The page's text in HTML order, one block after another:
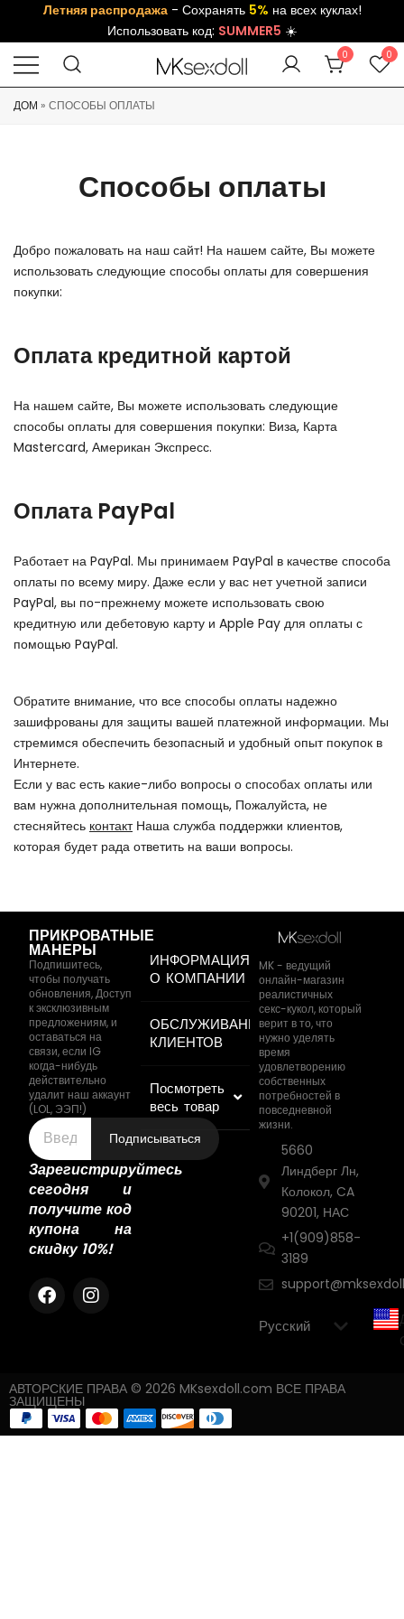
Летняя распродажа- Сохранять 5% на всех куклах!
Использовать код: SUMMER5 ☀️
0 0
ДОМ » СПОСОБЫ ОПЛАТЫ
Способы оплаты
Добро пожаловать на наш сайт! На нашем сайте, Вы можете
использовать следующие способы оплаты для совершения
покупки:
Оплата кредитной картой
На нашем сайте, Вы можете использовать следующие
способы оплаты для совершения покупки: Виза, Карта
Mastercard, Американ Экспресс.
Оплата PayPal
Работает на PayPal. Мы принимаем PayPal в качестве способа
оплаты по всему миру. Даже если у вас нет учетной записи
PayPal, вы по-прежнему можете использовать свою
кредитную или дебетовую карту и Apple Pay для оплаты с
помощью PayPal.
Обратите внимание, что все способы оплаты надежно
зашифрованы для защиты вашей платежной информации. Мы
стремимся обеспечить безопасный и удобный опыт покупок в
Интернете.
Если у вас есть какие-либо вопросы о способах оплаты или
вам нужна дополнительная помощь, Пожалуйста, не
стесняйтесь контактНаша служба поддержки клиентов,
которая будет рада ответить на ваши вопросы.
ПРИКРОВАТНЫЕ
МАНЕРЫ
Подпишитесь,
чтобы получать
обновления, Доступ
к эксклюзивным
предложениям, и
оставаться на
связи, если IG
когда-нибудь
действительно
удалит наш аккаунт
(LOL, ЭЭП!)
Подписываться
Зарегистрируйтесь
сегодня и
получите код
купона на
скидку 10%!
ИНФОРМАЦИЯ
О КОМПАНИИ
ОБСЛУЖИВАНИЕ
КЛИЕНТОВ
Посмотреть
весь товар
MK - ведущий
онлайн-магазин
реалистичных
секс-кукол, который
верит в то, что
нужно уделять
время
удовлетворению
собственных
потребностей в
повседневной
жизни.
5660
Линдберг Лн,
Колокол, CA
90201, НАС
+1(909)858-
3189
АВТОРСКИЕ ПРАВА © 2026 MKsexdoll.com ВСЕ ПРАВА
ЗАЩИЩЕНЫ